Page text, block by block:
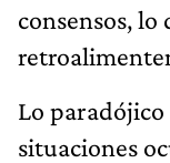
consensos, lo
Lo paradójico
situaciones